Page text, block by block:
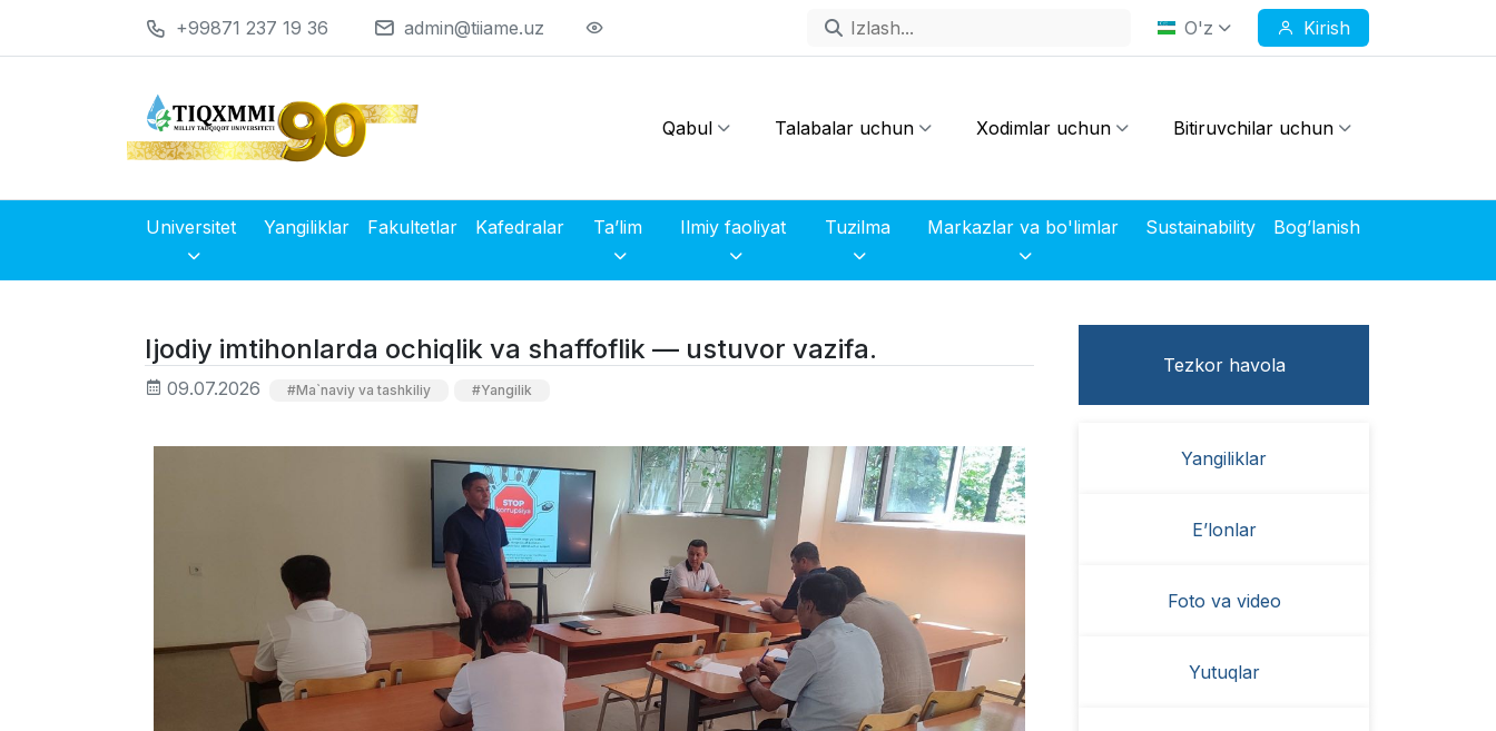
+99871 237 19 36 admin@tiiame.uz O'z Kirish
Qabul Talabalar uchun Xodimlar uchun Bitiruvchilar uchun
Yangiliklar Fakultetlar Kafedralar Ta’lim Tuzilma Markazlar va bo'limlar Sustainability Bog’lanish
Ijodiy imtihonlarda ochiqlik va shaffoflik — ustuvor vazifa.
09.07.2026 #Ma`naviy va tashkiliy #Yangilik
Tezkor havola
Yangiliklar
E’lonlar
Foto va video
Yutuqlar